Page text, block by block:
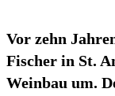
Vor zehn
Fischer in St.
Weinbau um.